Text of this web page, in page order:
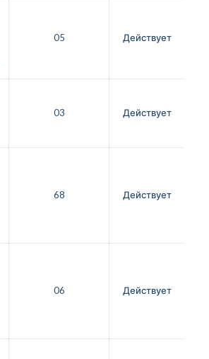
05 Действует
03 Действует
68 Действует
06 Действует